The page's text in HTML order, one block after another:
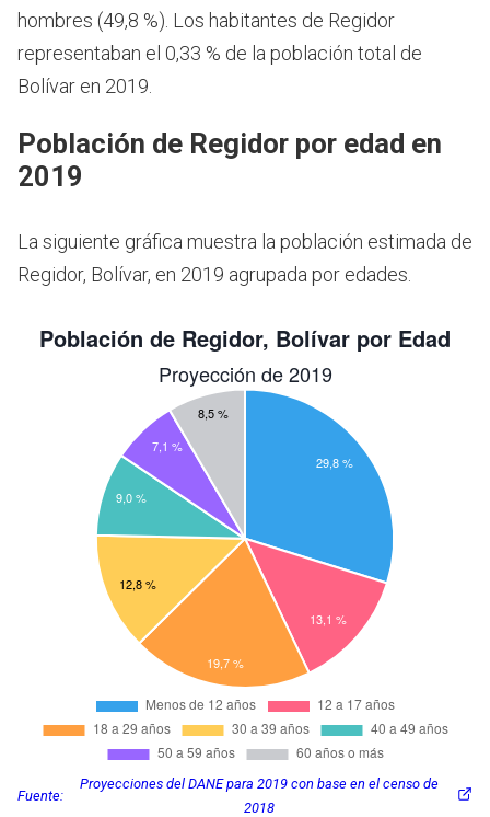
hombres (49,8 %). Los habitantes de Regidor
representaban el 0,33 % de la población total de
Bolívar en 2019.
Población de Regidor por edad en
2019
La siguiente gráfica muestra la población estimada de
Regidor, Bolívar, en 2019 agrupada por edades.
Fuente:
Proyecciones del DANE para 2019 con base en el censo de
2018